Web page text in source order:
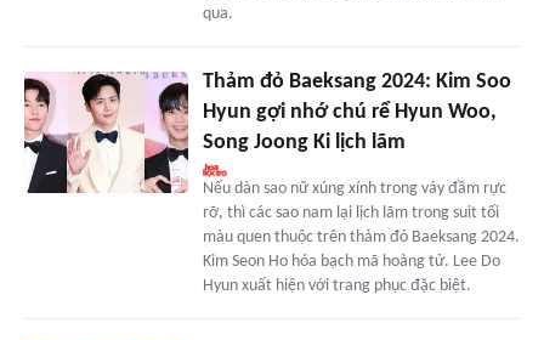
qua.
Thảm đỏ Baeksang 2024: Kim Soo
Hyun gợi nhớ chú rể Hyun Woo,
Song Joong Ki lịch lãm
Nếu dàn sao nữ xúng xính trong váy đầm rực
rỡ, thì các sao nam lại lịch lãm trong suit tối
màu quen thuộc trên thảm đỏ Baeksang 2024.
Kim Seon Ho hóa bạch mã hoàng tử. Lee Do
Hyun xuất hiện với trang phục đặc biệt.